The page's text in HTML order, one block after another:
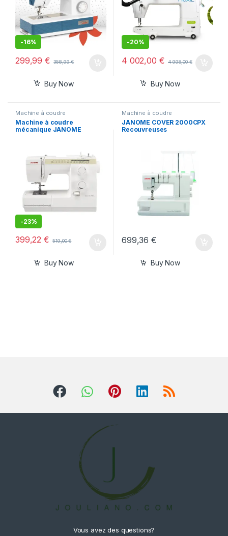
-16%
299,99€ 358,99€
Buy Now
-20%
4 002,00 € 4 998,00€
Buy Now
Machine à coudre
Machine à coudre
mécanique JANOME
-23%
399,22€ 519,00€
Buy Now
Machine à coudre
JANOME COVER 2000CPX
Recouvreuses
699,36€
Buy Now
Vous avez des questions?